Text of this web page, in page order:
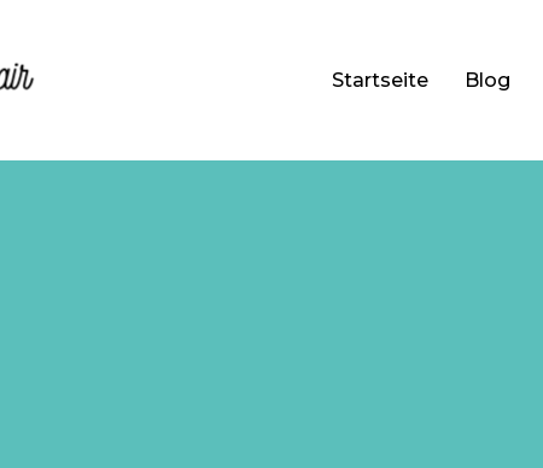
Startseite Blog